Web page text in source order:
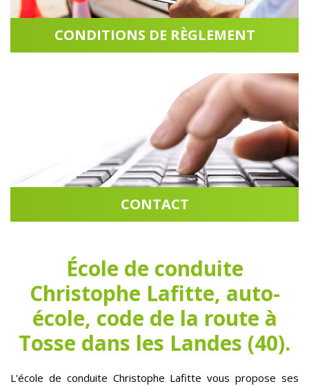
CONDITIONS DE RÈGLEMENT
CONTACT
École de conduite
Christophe Lafitte, auto-
école, code de la route à
Tosse dans les Landes (40).
L'école de conduite Christophe Lafitte vous propose ses